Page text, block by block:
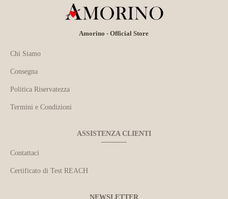
Amorino - Official Store
Chi Siamo
Consegna
Politica Riservatezza
Termini e Condizioni
ASSISTENZA CLIENTI
Contattaci
Certificato di Test REACH
NEWSLETTER